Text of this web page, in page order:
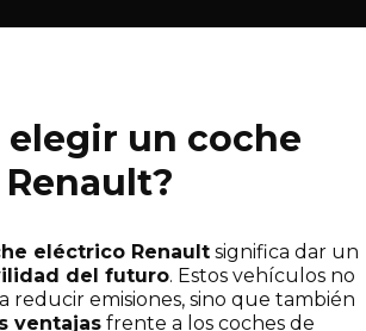
elegir un coche
eléctrico Renault significa dar un
del futuro. Estos vehículos no
reducir emisiones, sino que también
ventajas frente a los coches de